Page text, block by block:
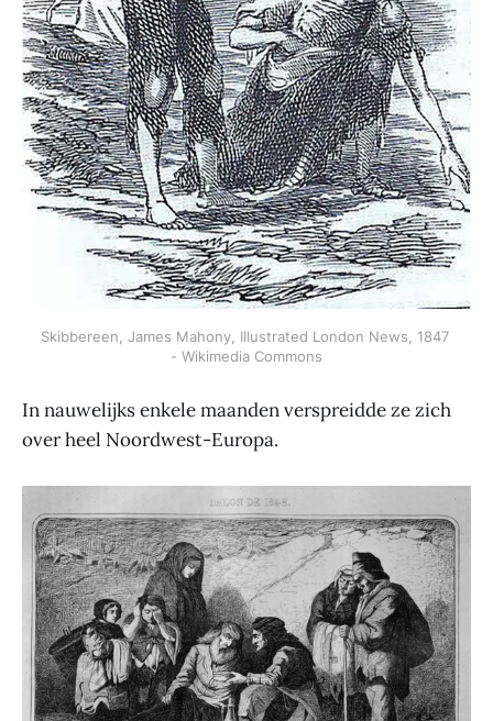
Skibbereen, James Mahony, Illustrated London News, 1847
- Wikimedia Commons
In nauwelijks enkele maanden verspreidde ze zich
over heel Noordwest-Europa.